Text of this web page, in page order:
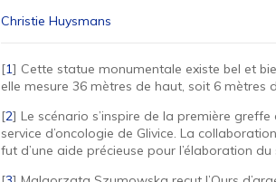
Christie Huysmans
[1] Cette statue monumentale existe bel et
elle mesure 36 mètres de haut, soit 6 mètres
[2]Le scénario s’inspire de la première
service d’oncologie de Glivice. La
fut d’une aide précieuse pour l’élaboration du